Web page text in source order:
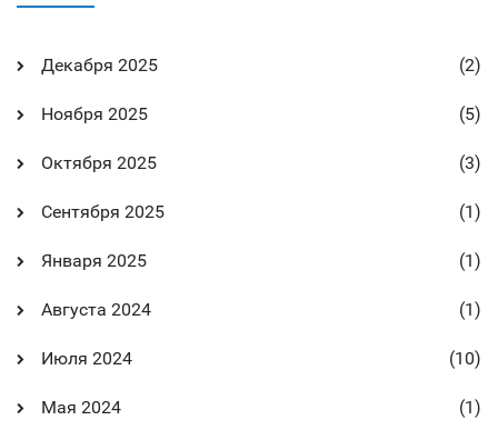
Декабря 2025 (2)
Ноября 2025 (5)
Октября 2025 (3)
Сентября 2025 (1)
Января 2025 (1)
Августа 2024 (1)
Июля 2024 (10)
Мая 2024 (1)